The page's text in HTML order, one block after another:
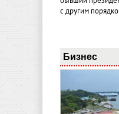
с другим
Бизнес